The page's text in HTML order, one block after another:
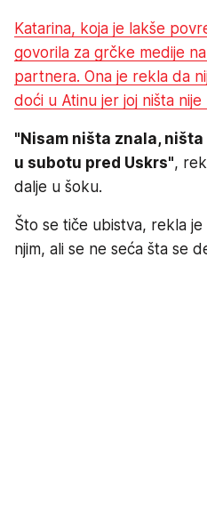
Katarina, koja je lakše
govorila za grčke medije
partnera. Ona je rekla da
doći u Atinu jer joj ništa nije
"Nisam ništa znala,
u subotu pred Uskrs",
dalje u šoku.
Što se tiče ubistva, rekla
njim, ali se ne seća šta se